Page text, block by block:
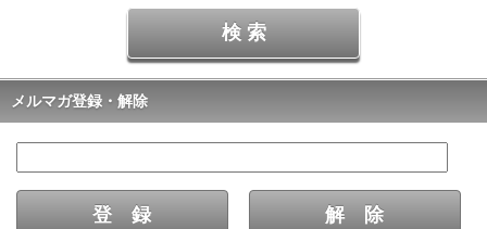
メルマガ登録・解除